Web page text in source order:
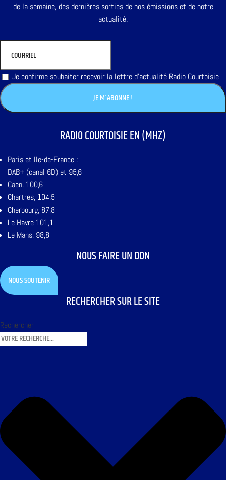
de la semaine, des dernières sorties de nos émissions et de notre
actualité.
Je confirme souhaiter recevoir la lettre d'actualité Radio Courtoisie
RADIO COURTOISIE EN (MHZ)
Paris et Ile-de-France :
DAB+ (canal 6D) et 95,6
Caen, 100,6
Chartres, 104,5
Cherbourg, 87,8
Le Havre 101,1
Le Mans, 98,8
NOUS FAIRE UN DON
NOUS SOUTENIR
RECHERCHER SUR LE SITE
Rechercher